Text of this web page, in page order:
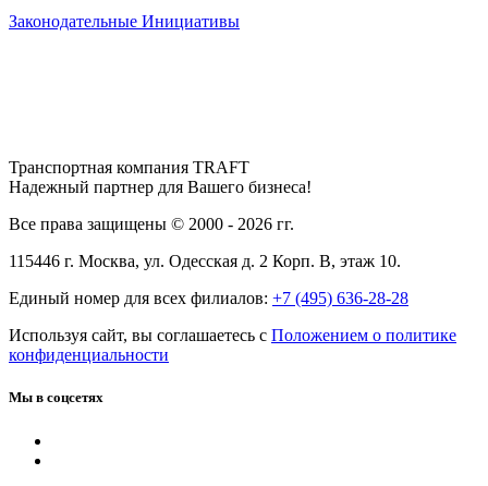
Законодательные Инициативы
Транспортная компания TRAFT
Надежный партнер для Вашего бизнеса!
Все права защищены © 2000 - 2026 гг.
115446 г. Москва, ул. Одесская д. 2 Корп. В, этаж 10.
Единый номер для всех филиалов: +7 (495) 636-28-28
Используя сайт, вы соглашаетесь с Положением о политике
конфиденциальности
Мы в соцсетях